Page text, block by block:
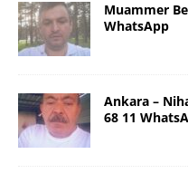
Muammer
WhatsApp
Ankara –
68 11